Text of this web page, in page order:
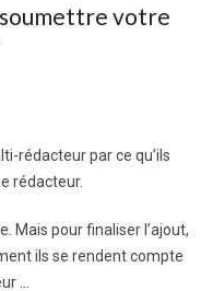
votre
rédacteur par ce qu’ils
rédacteur.
Mais pour finaliser l’ajout,
ils se rendent compte
…